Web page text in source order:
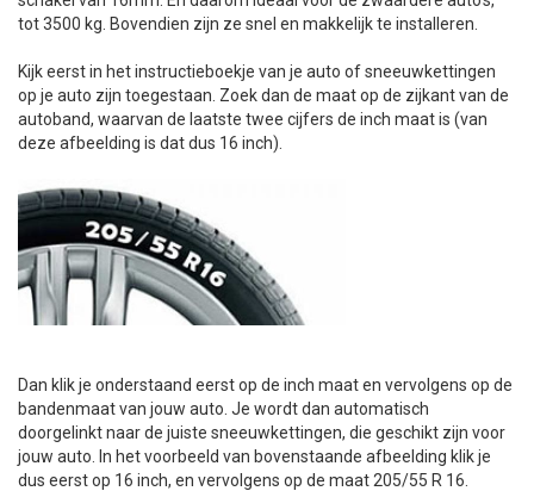
VOLKSWAGEN (TOT VW PASSAT)
OVERIGE AUTOMERKEN
INFORMATIE DAKDRAGER SYSTEMEN
16 INCH
INFORMATIE OVER WIELDOPPEN
JUMPSTARTER
AUTOSTOELTJE
INFORMATIE OVER DAKKOFFERS
SNEEUWKETTINGEN
BESTELWAGEN
SNEEUWKETTINGEN VOOR (LICHTE) PERSONENWAGEN
INFORMATIE OVER SNEEUWKETTINGEN
INFORMATIE OVER WETGEVING
ADVIES BIJ DEFECTE VERLICHTING
INFORMATIE OVER CARAVANHOEZEN
MOTOR
ZOMER DEALS
tot 3500 kg. Bovendien zijn ze snel en makkelijk te installeren.
Kijk eerst in het instructieboekje van je auto of sneeuwkettingen
op je auto zijn toegestaan. Zoek dan de maat op de zijkant van de
autoband, waarvan de laatste twee cijfers de inch maat is (van
deze afbeelding is dat dus 16 inch).
Dan klik je onderstaand eerst op de inch maat en vervolgens op de
bandenmaat van jouw auto. Je wordt dan automatisch
doorgelinkt naar de juiste sneeuwkettingen, die geschikt zijn voor
jouw auto. In het voorbeeld van bovenstaande afbeelding klik je
dus eerst op 16 inch, en vervolgens op de maat 205/55 R 16